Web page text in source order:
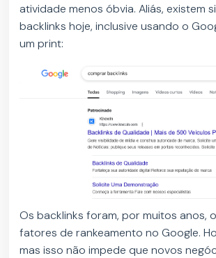
atividade menos óbvia. Aliás, existem
backlinks hoje, inclusive usando o
um print:
Os backlinks foram, por muitos anos,
fatores de rankeamento no Google.
mas isso não impede que novos